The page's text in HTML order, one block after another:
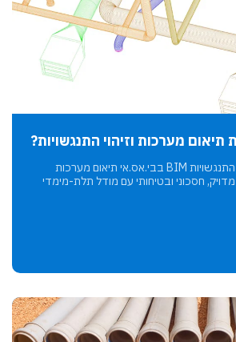
מערכות וזיהוי התנגשויות?
"תיאום מערכות וזיהוי התנגשויות BIM בבי.אס.אי תיאום מערכות
חסכוני ובטיחותי עם מודל תלת-מימדי